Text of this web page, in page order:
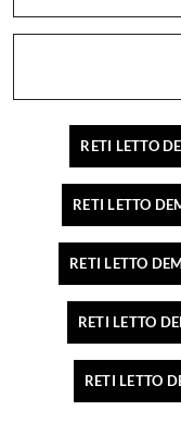
RETI LETTO
RETI LETTO
RETI LETTO
RETI LETTO
RETI LETTO